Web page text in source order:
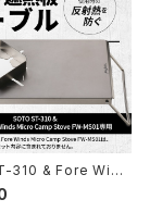
310 & Fore Wind
Stove FW-M
ン遮熱板テーブル